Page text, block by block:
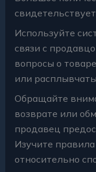
Используйте
связи с
вопросы о
или
Обращайте
возврате или
продавец
Изучите
относительно